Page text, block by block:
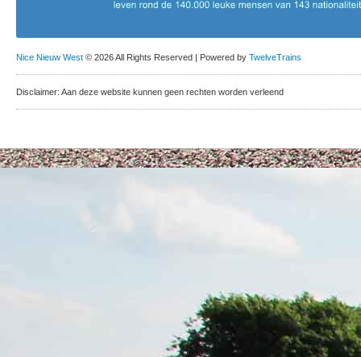
Nice Nieuw West © 2026 All Rights Reserved | Powered by TwelveTrains
Disclaimer: Aan deze website kunnen geen rechten worden verleend